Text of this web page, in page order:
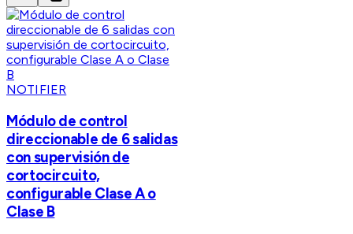
NOTIFIER
Módulo de control
direccionable de 6 salidas
con supervisión de
cortocircuito,
configurable Clase A o
Clase B